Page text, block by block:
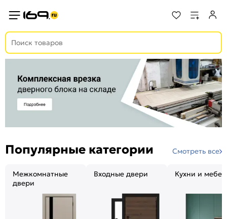
Популярные категории Смотреть все
Межкомнатные
двери
Входные двери Кухни и